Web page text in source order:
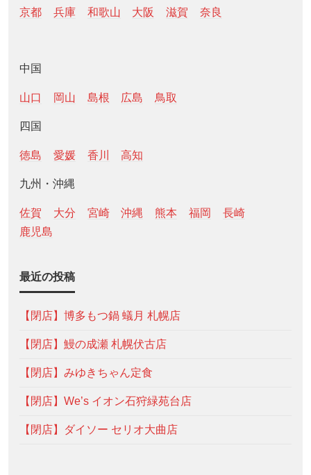
京都 兵庫 和歌山 大阪 滋賀 奈良
中国
山口 岡山 島根 広島 鳥取
四国
徳島 愛媛 香川 高知
九州・沖縄
佐賀 大分 宮崎 沖縄 熊本 福岡
長崎
鹿児島
最近の投稿
【閉店】博多もつ鍋 蟻月 札幌店
【閉店】鰻の成瀬 札幌伏古店
【閉店】みゆきちゃん定食
【閉店】We’s イオン石狩緑苑台店
【閉店】ダイソー セリオ大曲店